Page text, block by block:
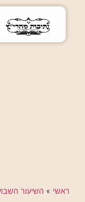
ראשי » השיעור